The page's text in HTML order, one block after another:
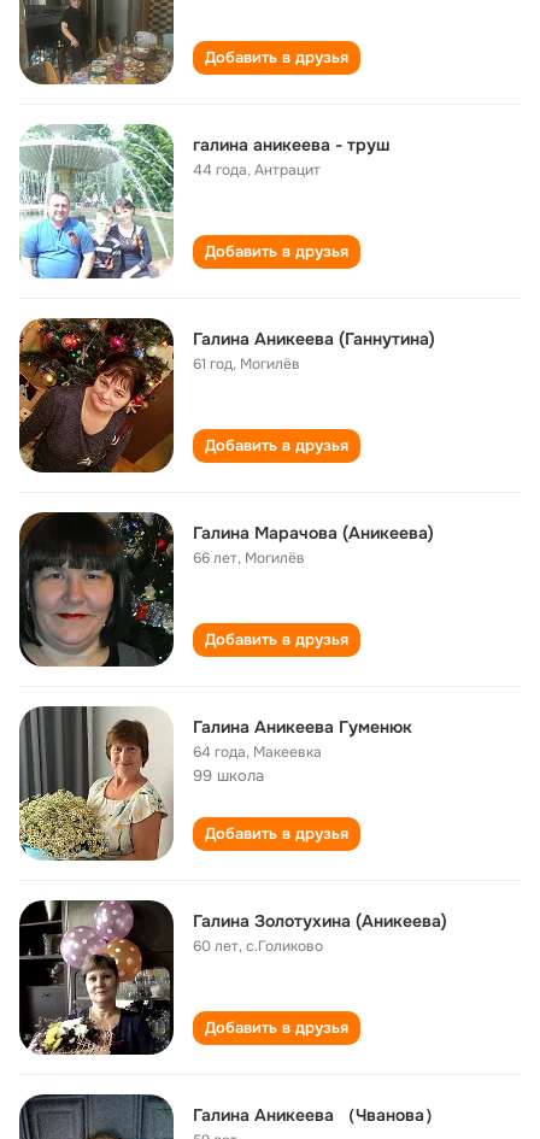
Добавить в друзья
галина аникеева - труш
44 года,Антрацит
Добавить в друзья
Галина Аникеева (Ганнутина)
61 год, Могилёв
Добавить в друзья
Галина Марачова (Аникеева)
66 лет, Могилёв
Добавить в друзья
Галина Аникеева Гуменюк
64 года, Макеевка
99 школа
Добавить в друзья
Галина Золотухина (Аникеева)
60 лет,с.Голиково
Добавить в друзья
Галина Аникеева （Чванова）